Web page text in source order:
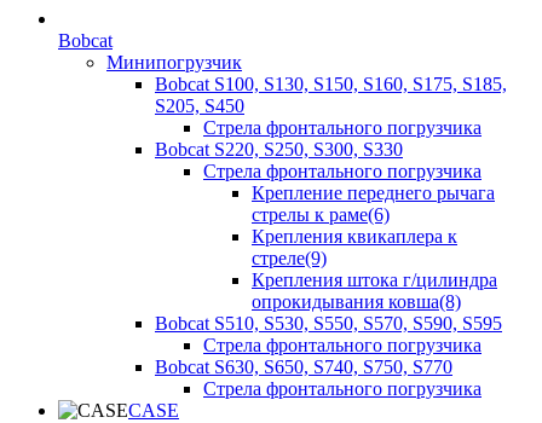
Bobcat
Минипогрузчик
Bobcat S100, S130, S150, S160, S175, S185,
S205, S450
Стрела фронтального погрузчика
Bobcat S220, S250, S300, S330
Стрела фронтального погрузчика
Крепление переднего рычага
стрелы к раме(6)
Крепления квикаплера к
стреле(9)
Крепления штока г/цилиндра
опрокидывания ковша(8)
Bobcat S510, S530, S550, S570, S590, S595
Стрела фронтального погрузчика
Bobcat S630, S650, S740, S750, S770
Стрела фронтального погрузчика
CASE